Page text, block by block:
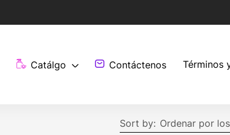
Catálgo Contáctenos Términos
Sort by: Ordenar por